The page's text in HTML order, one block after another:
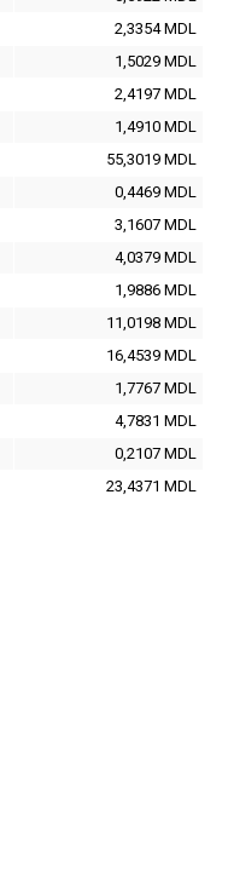
2,3354MDL
1,5029 MDL
2,4197 MDL
1,4910 MDL
55,3019 MDL
0,4469 MDL
3,1607 MDL
4,0379 MDL
1,9886 MDL
11,0198 MDL
16,4539 MDL
1,7767 MDL
4,7831 MDL
0,2107 MDL
23,4371 MDL